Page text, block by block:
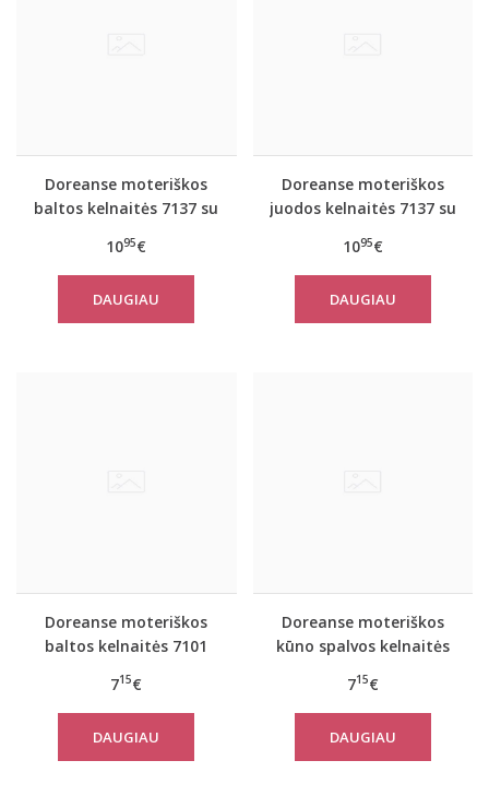
Doreanse moteriškos
baltos kelnaitės 7137 su
1095€
DAUGIAU
Doreanse moteriškos
juodos kelnaitės 7137 su
1095€
DAUGIAU
Doreanse moteriškos
baltos kelnaitės 7101
715€
DAUGIAU
Doreanse moteriškos
kūno spalvos kelnaitės
715€
DAUGIAU